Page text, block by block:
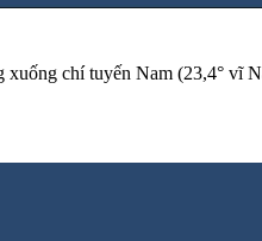
chí tuyến Nam (23,4° vĩ